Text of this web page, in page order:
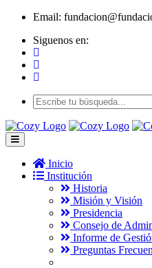
Email:
Siguenos en:
Inicio
Institución
Historia
Misión y Visión
Presidencia
Consejo de
Informe de
Preguntas